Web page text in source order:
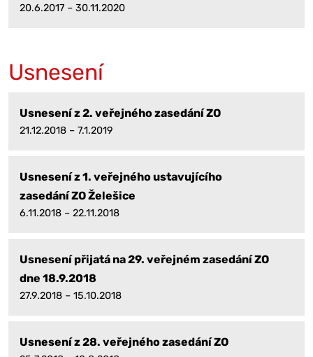
20.6.2017 – 30.11.2020
Usnesení
Usnesení z 2. veřejného zasedání ZO
21.12.2018 – 7.1.2019
Usnesení z 1. veřejného ustavujícího
zasedání ZO Želešice
6.11.2018 – 22.11.2018
Usnesení přijatá na 29. veřejném zasedání ZO
dne 18.9.2018
27.9.2018 – 15.10.2018
Usnesení z 28. veřejného zasedání ZO